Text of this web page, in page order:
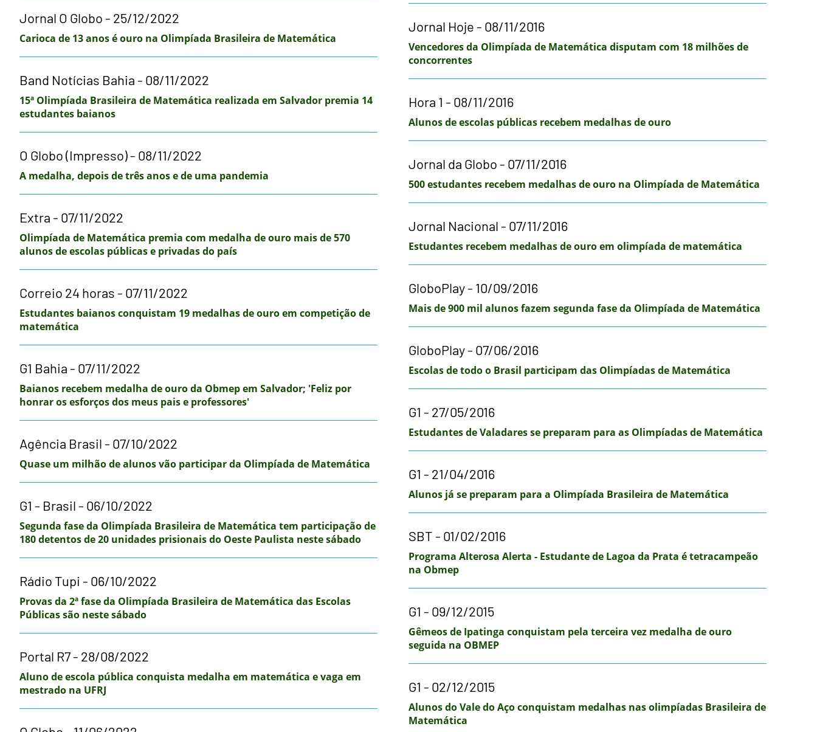
Jornal O Globo - 25/12/2022
Carioca de 13 anos é ouro na Olimpíada Brasileira de Matemática
Band Notícias Bahia - 08/11/2022
15ª Olimpíada Brasileira de Matemática realizada em Salvador premia 14
estudantes baianos
O Globo (Impresso) - 08/11/2022
A medalha, depois de três anos e de uma pandemia
Extra - 07/11/2022
Olimpíada de Matemática premia com medalha de ouro mais de 570
alunos de escolas públicas e privadas do país
Correio 24 horas - 07/11/2022
Estudantes baianos conquistam 19 medalhas de ouro em competição de
matemática
G1 Bahia - 07/11/2022
Baianos recebem medalha de ouro da Obmep em Salvador; 'Feliz por
honrar os esforços dos meus pais e professores'
Agência Brasil - 07/10/2022
Quase um milhão de alunos vão participar da Olimpíada de Matemática
G1 - Brasil - 06/10/2022
Segunda fase da Olimpíada Brasileira de Matemática tem participação de
180 detentos de 20 unidades prisionais do Oeste Paulista neste sábado
Rádio Tupi - 06/10/2022
Provas da 2ª fase da Olimpíada Brasileira de Matemática das Escolas
Públicas são neste sábado
Portal R7 - 28/08/2022
Aluno de escola pública conquista medalha em matemática e vaga em
mestrado na UFRJ
Jornal Hoje - 08/11/2016
Vencedores da Olimpíada de Matemática disputam com 18 milhões de
concorrentes
Hora 1 - 08/11/2016
Alunos de escolas públicas recebem medalhas de ouro
Jornal da Globo - 07/11/2016
500 estudantes recebem medalhas de ouro na Olimpíada de Matemática
Jornal Nacional - 07/11/2016
Estudantes recebem medalhas de ouro em olimpíada de matemática
GloboPlay - 10/09/2016
Mais de 900 mil alunos fazem segunda fase da Olimpíada de Matemática
GloboPlay - 07/06/2016
Escolas de todo o Brasil participam das Olimpíadas de Matemática
G1 - 27/05/2016
Estudantes de Valadares se preparam para as Olimpíadas de Matemática
G1 - 21/04/2016
Alunos já se preparam para a Olimpíada Brasileira de Matemática
SBT - 01/02/2016
Programa Alterosa Alerta - Estudante de Lagoa da Prata é tetracampeão
na Obmep
G1 - 09/12/2015
Gêmeos de Ipatinga conquistam pela terceira vez medalha de ouro
seguida na OBMEP
G1 - 02/12/2015
Alunos do Vale do Aço conquistam medalhas nas olimpíadas Brasileira de
Matemática